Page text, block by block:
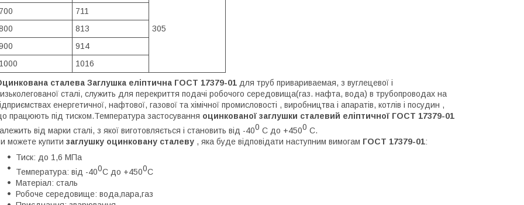
305
711
813
914
1016
сталева Заглушка еліптична ГОСТ 17379-01 для труб привариваемая, з вуглецевої і
сталі, служить для перекриття подачі робочого середовища(газ. нафта, вода) в трубопроводах на
енергетичної, нафтової, газової та хімічної промисловості , виробництва і апаратів, котлів і посудин ,
працюють під тиском.Температура застосування оцинкованої заглушки сталевий еліптичної ГОСТ 17379-01
від марки сталі, з якої виготовляється і становить від -400 С до +4500 С.
можете купити заглушку оцинковану сталеву , яка буде відповідати наступним вимогам ГОСТ 17379-01:
Тиск: до 1,6 МПа
Температура: від -400С до +4500С
Матеріал: сталь
Робоче середовище: вода,пара,газ